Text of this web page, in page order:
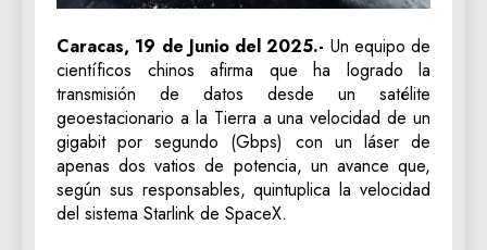
Caracas, 19 de Junio del 2025.- Un equipo de
científicos chinos afirma que ha logrado la
transmisión de datos desde un satélite
geoestacionario a la Tierra a una velocidad de un
gigabit por segundo (Gbps) con un láser de
apenas dos vatios de potencia, un avance que,
según sus responsables, quintuplica la velocidad
del sistema Starlink de SpaceX.